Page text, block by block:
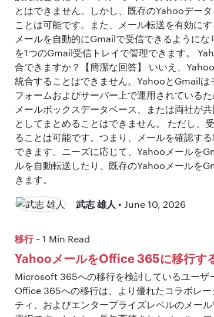
とはできません。しかし、既存のYahooデー
ことは可能です。また、メール転送を有効に
メールを自動的にGmailで受信できるように
を1つのGmail受信トレイで管理できます。
合できますか？【簡潔な回答】 いいえ、
統合することはできません。YahooとGmailは
フォームおよびサーバー上で運用されている
メールボックスデータベース、または両社が
としてまとめることはできません。 ただし、
ることは可能です。つまり、メールを確認す
できます。ニーズに応じて、Yahooメールを
ルを自動転送したり、既存のYahooメールを
きます。
武志 雄人 • June 10, 2026
移行~ 1 Min Read
YahooメールをOffice 365に移行す
Microsoft 365への移行を検討しているユーザ
Office 365への移行は、より優れたコラボレー
ティ、およびエンタープライズレベルのメー